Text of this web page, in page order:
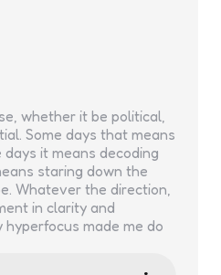
whether it be political,
Some days that means
days it means decoding
staring down the
Whatever the direction,
in clarity and
hyperfocus made me do